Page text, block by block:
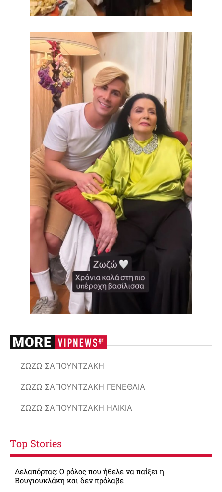
ΖΩΖΏ ΣΑΠΟΥΝΤΖΆΚΗ
ΖΩΖΏ ΣΑΠΟΥΝΤΖΆΚΗ ΓΕΝΈΘΛΙΑ
ΖΩΖΏ ΣΑΠΟΥΝΤΖΆΚΗ ΗΛΙΚΊΑ
Top Stories
Δελαπόρτας: Ο ρόλος που ήθελε να παίξει η
Βουγιουκλάκη και δεν πρόλαβε